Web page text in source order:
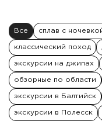
Все сплав с
классический поход
экскурсии на джипах
обзорные по области
экскурсии в Балтийск
экскурсии в Полесск